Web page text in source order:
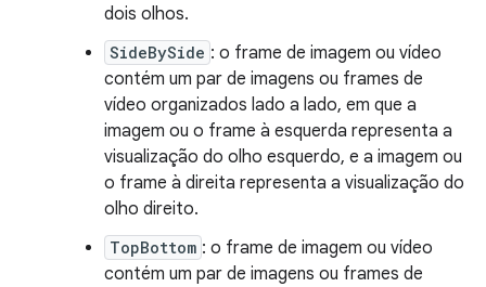
dois olhos.
SideBySide : o frame de imagem ou vídeo
contém um par de imagens ou frames de
vídeo organizados lado a lado, em que a
imagem ou o frame à esquerda representa a
visualização do olho esquerdo, e a imagem ou
o frame à direita representa a visualização do
olho direito.
TopBottom : o frame de imagem ou vídeo
contém um par de imagens ou frames de